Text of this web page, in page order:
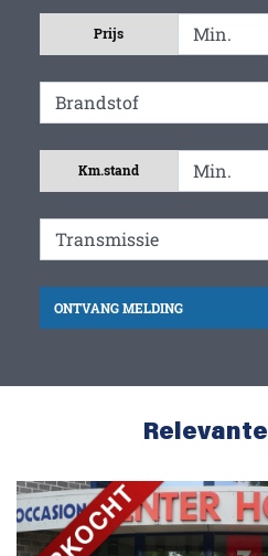
Prijs
Km.stand
ONTVANG MELDING
Relevante